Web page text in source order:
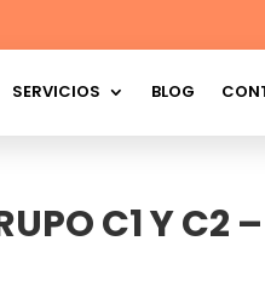
SERVICIOS BLOG
C1 Y C2 –